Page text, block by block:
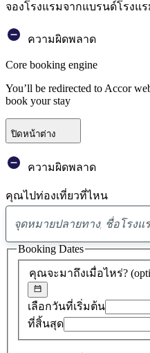
จองโรงแรมจากแบรนด์โรงแร
ความผิดพลาด
Core booking engine
You’ll be redirected to Accor
book your stay
ปิดหน้าต่าง
ความผิดพลาด
คุณไปท่องเที่ยวที่ไหน
คุณจะมาถึงเมื่อไหร่?
เลือกวันที่เริ่มต้น
ที่สิ้นสุด
Booking Dates